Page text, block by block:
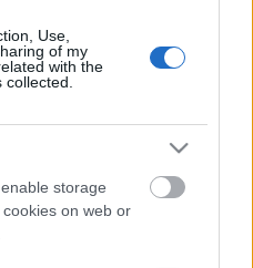
Use,
of my
with the
storage
on web or